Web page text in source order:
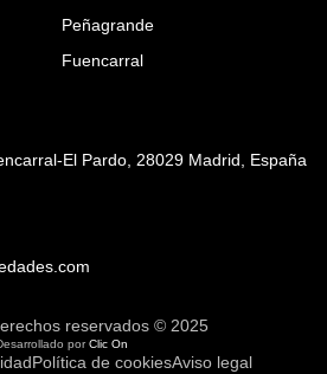
Peñagrande
Fuencarral
El Pardo, 28029 Madrid, España
reservados © 2025
porClic On
Política de cookiesAviso legal